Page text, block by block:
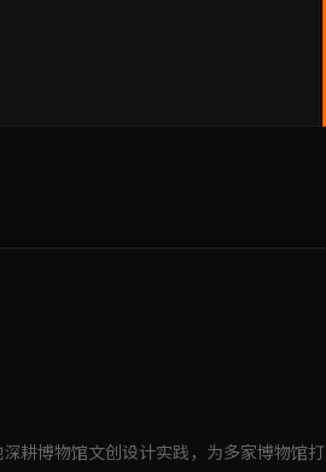
耕博物馆文创设计实践，为多家博物馆